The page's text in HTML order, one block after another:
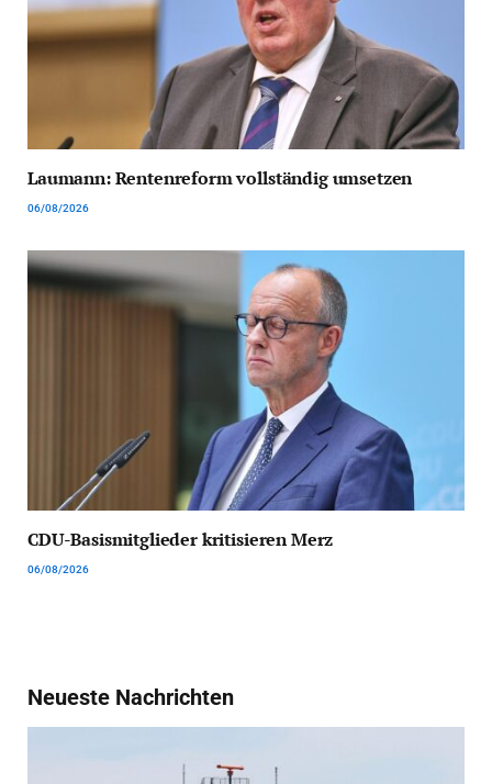
Laumann: Rentenreform vollständig umsetzen
06/08/2026
CDU-Basismitglieder kritisieren Merz
06/08/2026
Neueste Nachrichten